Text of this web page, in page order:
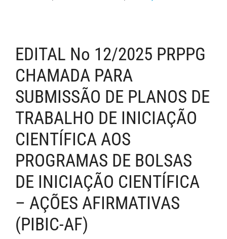
EDITAL No 12/2025 PRPPG
CHAMADA PARA
SUBMISSÃO DE PLANOS DE
TRABALHO DE INICIAÇÃO
CIENTÍFICA AOS
PROGRAMAS DE BOLSAS
DE INICIAÇÃO CIENTÍFICA
– AÇÕES AFIRMATIVAS
(PIBIC-AF)